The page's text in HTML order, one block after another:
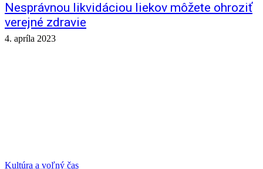
Nesprávnou likvidáciou liekov môžete ohroziť
verejné zdravie
4. apríla 2023
Kultúra a voľný čas